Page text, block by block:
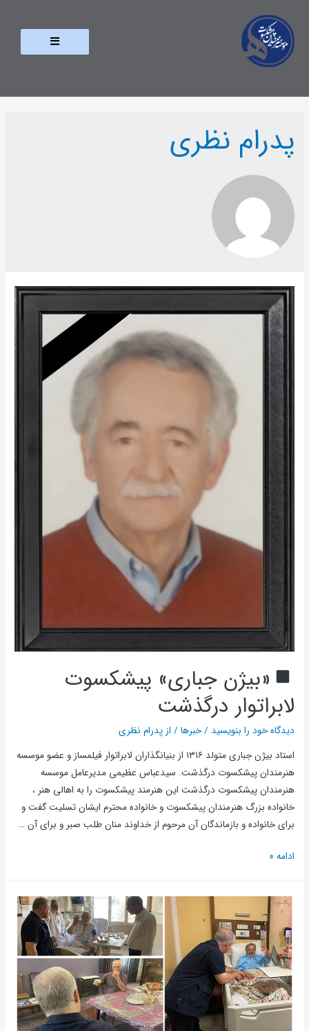
پدرام نظری
«بیژن جباری» پیشکسوت
لابراتوار درگذشت
دیدگاه‌ خود را بنویسید /خبرها / از پدرام نظری
استاد بیژن جباری متولد ۱۳۱۶ از بنیانگذاران لابراتوار فیلمساز و‌ عضو موسسه
هنرمندان پیشکسوت درگذشت. سیدعباس عظیمی مدیرعامل موسسه
هنرمندان پیشکسوت درگذشت این هنرمند پیشکسوت را به اهالی هنر ،
خانواده بزرگ هنرمندان پیشکسوت و خانواده محترم ایشان تسلیت گفت و
برای خانواده و بازماندگان آن مرحوم از خداوند منان طلب صبر و برای آن …
ادامه »